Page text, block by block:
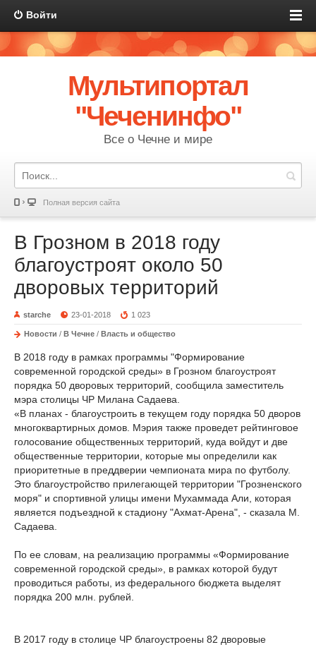
Войти
Мультипортал
"Чеченинфо"
Все о Чечне и мире
Полная версия сайта
В Грозном в 2018 году
благоустроят около 50
дворовых территорий
starche 23-01-2018 1 023
Новости / В Чечне / Власть и общество
В 2018 году в рамках программы "Формирование
современной городской среды» в Грозном благоустроят
порядка 50 дворовых территорий, сообщила заместитель
мэра столицы ЧР Милана Садаева.
«В планах - благоустроить в текущем году порядка 50 дворов
многоквартирных домов. Мэрия также проведет рейтинговое
голосование общественных территорий, куда войдут и две
общественные территории, которые мы определили как
приоритетные в преддверии чемпионата мира по футболу.
Это благоустройство прилегающей территории "Грозненского
моря" и спортивной улицы имени Мухаммада Али, которая
является подъездной к стадиону "Ахмат-Арена", - сказала М.
Садаева.
По ее словам, на реализацию программы «Формирование
современной городской среды», в рамках которой будут
проводиться работы, из федерального бюджета выделят
порядка 200 млн. рублей.
В 2017 году в столице ЧР благоустроены 82 дворовые